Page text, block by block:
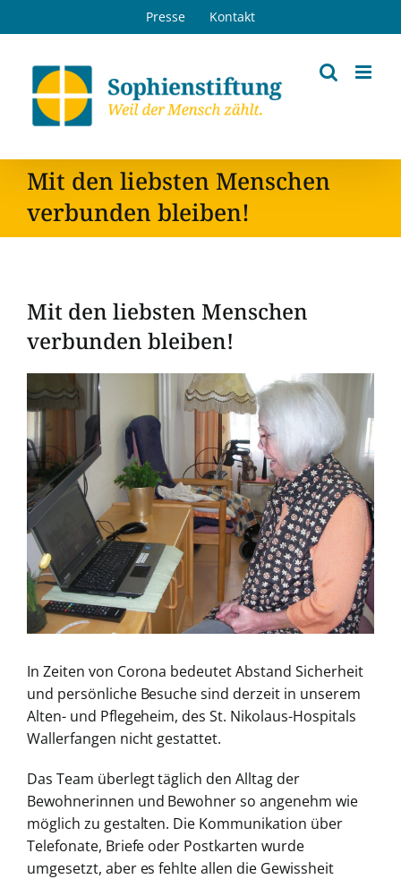
Inhalt
Presse Kontakt
Mit den liebsten Menschen
verbunden bleiben!
Mit den liebsten Menschen
verbunden bleiben!
grösseres
Bild
In Zeiten von Corona bedeutet Abstand Sicherheit
und persönliche Besuche sind derzeit in unserem
Alten- und Pflegeheim, des St. Nikolaus-Hospitals
Wallerfangen nicht gestattet.
Das Team überlegt täglich den Alltag der
Bewohnerinnen und Bewohner so angenehm wie
möglich zu gestalten. Die Kommunikation über
Telefonate, Briefe oder Postkarten wurde
umgesetzt, aber es fehlte allen die Gewissheit